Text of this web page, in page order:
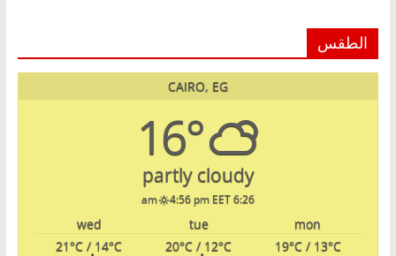
الطقس
CAIRO, EG
16°
partly cloudy
6:26 am
4:56 pm EET
mon
tue
wed
19°C/ 13°C
20°C / 12°C
21°C / 14°C